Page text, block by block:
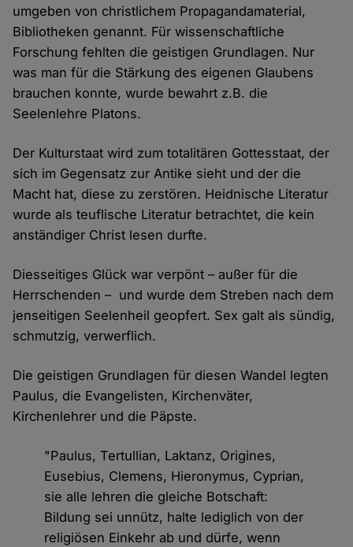
umgeben von christlichem Propagandamaterial,
Bibliotheken genannt. Für wissenschaftliche
Forschung fehlten die geistigen Grundlagen. Nur
was man für die Stärkung des eigenen Glaubens
brauchen konnte, wurde bewahrt z.B. die
Seelenlehre Platons.
Der Kulturstaat wird zum totalitären Gottesstaat, der
sich im Gegensatz zur Antike sieht und der die
Macht hat, diese zu zerstören. Heidnische Literatur
wurde als teuflische Literatur betrachtet, die kein
anständiger Christ lesen durfte.
Diesseitiges Glück war verpönt – außer für die
Herrschenden – und wurde dem Streben nach dem
jenseitigen Seelenheil geopfert. Sex galt als sündig,
schmutzig, verwerflich.
Die geistigen Grundlagen für diesen Wandel legten
Paulus, die Evangelisten, Kirchenväter,
Kirchenlehrer und die Päpste.
"Paulus, Tertullian, Laktanz, Origines,
Eusebius, Clemens, Hieronymus, Cyprian,
sie alle lehren die gleiche Botschaft:
Bildung sei unnütz, halte lediglich von der
religiösen Einkehr ab und dürfe, wenn